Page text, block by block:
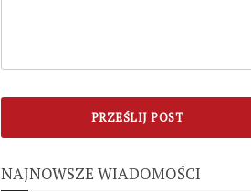
NAJNOWSZE WIADOMOŚCI